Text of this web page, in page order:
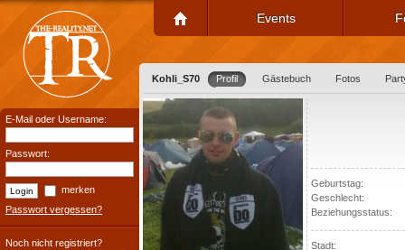
Events
Kohli_S70 Profil Gästebuch Fotos
Geburtstag:
Geschlecht:
Beziehungsstatus:
Stadt:
E-Mail oder Username:
Passwort:
merken
Passwort vergessen?
Noch nicht registriert?